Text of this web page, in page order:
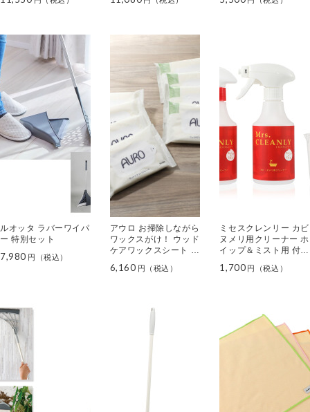
５枚セット
ルオッタ ラバーワイパ
ー 特別セット
7,980
アウロ お掃除しながら
ワックスがけ！ ウッド
ケアワックスシート ８
6,160
ミセスクレンリー カビ
ヌメリ用クリーナー ホ
イップ＆ミスト用 付属
1,700